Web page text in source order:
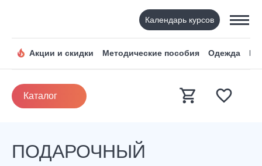
Календарь курсов
Акции и скидки Методические пособия Одежда
Каталог
ПОДАРОЧНЫЙ